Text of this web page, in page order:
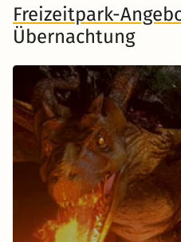
inkl. Übernachtung
Zum
Freizeitpark-
Übernachtung